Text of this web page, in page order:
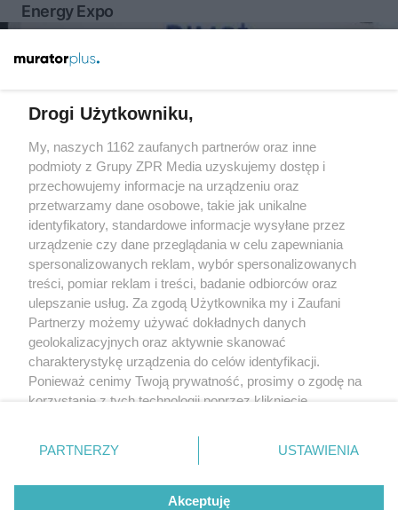
Energy Expo
Żaden utwór zamieszczony w serwisie nie może być powielany i
rozpowszechniany lub dalej rozpowszechniany w jakikolwiek sposób
(w tym także elektroniczny lub mechaniczny) na jakimkolwiek polu
eksploatacji w jakiejkolwiek formie, włącznie z umieszczaniem w
Internecie bez pisemnej zgody właściciela praw. Jakiekolwiek użycie
lub wykorzystanie utworów w całości lub w części z naruszeniem
prawa, tzn. bez właściwej zgody, jest zabronione pod groźbą kary i
może być ścigane prawnie.
O nas
Drogi Użytkowniku,
My, naszych 1162 zaufanych partnerów oraz inne
podmioty z Grupy ZPR Media uzyskujemy dostęp i
przechowujemy informacje na urządzeniu oraz
przetwarzamy dane osobowe, takie jak unikalne
identyfikatory, standardowe informacje wysyłane przez
urządzenie czy dane przeglądania w celu zapewniania
spersonalizowanych reklam, wybór spersonalizowanych
treści, pomiar reklam i treści, badanie odbiorców oraz
ulepszanie usług. Za zgodą Użytkownika my i Zaufani
Partnerzy możemy używać dokładnych danych
geolokalizacyjnych oraz aktywnie skanować
charakterystykę urządzenia do celów identyfikacji.
Ponieważ cenimy Twoją prywatność, prosimy o zgodę na
korzystanie z tych technologii poprzez kliknięcie
zmienić/wycofać klikając przycisk ustawień prywatności
znajdujący się w lewym dolnym rogu strony
rodzaje przetwarzania danych nie wymagają zgody
użytkownika, ale masz prawo sprzeciwić się takiemu
PARTNERZY USTAWIENIA
Akceptuję